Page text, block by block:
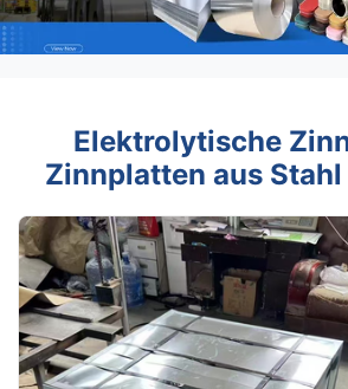
Elektrolytische
Zinnplatten aus